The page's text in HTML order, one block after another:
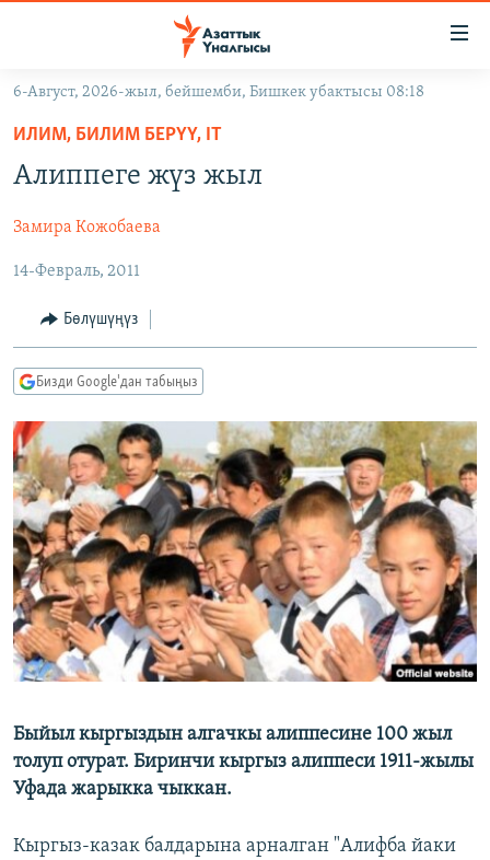
Навигацияга
өтүңүз
Издөөгө
салыңыз
САЯСАТ
ЭКОНОМИКА
МАДАНИЯТ
ДҮЙНӨ
БОРБОР АЗИЯ
УКРАИНА
АТАЙЫН ИЛИКТӨӨ
ТВ ПРОГРАММАЛАР
БҮГҮН АЗАТТЫКТА
ЭКСПЕРТТЕР ТАЛДАЙТ
БИЗ ЖАНА ДҮЙНӨ
ДАНИСТЕ
ЭЖЕ-СИҢДИЛЕР
АЗАТТЫК+
ЫҢГАЙСЫЗ СУРООЛОР
ПОДКАСТ
ӨЗГӨЧӨ ПИКИР
Русский
ОНЛАЙН ШЕРИНЕ
ЭЕ/АРнун бардык сайттары
6-Август, 2026-жыл, бейшемби, Бишкек убактысы 08:18
ИЛИМ, БИЛИМ БЕРҮҮ, IT
Алиппеге жүз жыл
Замира Кожобаева
14-Февраль, 2011
Бөлүшүңүз
Бизди Google'дан табыңыз
Быйыл кыргыздын алгачкы алиппесине 100 жыл
толуп отурат. Биринчи кыргыз алиппеси 1911-жылы
Уфада жарыкка чыккан.
Кыргыз-казак балдарына арналган "Алифба йаки